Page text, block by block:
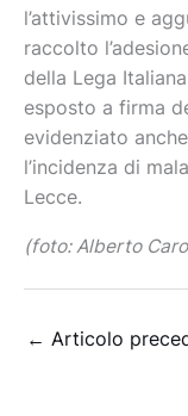
l’attivissimo e
raccolto
della Lega
esposto a firma
evidenziato
l’incidenza di
Lecce.
(foto: Alberto
← Articolo